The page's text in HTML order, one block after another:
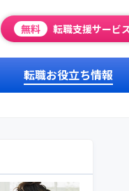
無料 転職支援サービ
転職お役立ち情報